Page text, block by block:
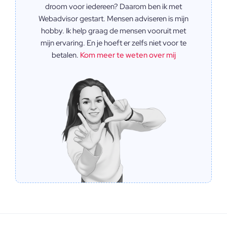
droom voor iedereen? Daarom ben ik met
Webadvisor gestart. Mensen adviseren is mijn
hobby. Ik help graag de mensen vooruit met
mijn ervaring. En je hoeft er zelfs niet voor te
betalen. Kom meer te weten over mij